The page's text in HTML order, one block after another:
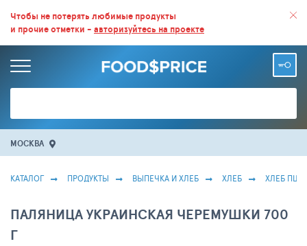
ВСЕ СКИДКИ И ВЫГОДНЫЕ ЦЕНЫ НА ПРОДУКТЫ В МАГАЗИНАХ.
БОЛЬШЕ 100 000 ТОВАРОВ. ЕЖЕДНЕВНОЕ ОБНОВЛЕНИЕ ЦЕН.
Чтобы не потерять любимые продукты
и прочие отметки - авторизуйтесь на проекте
МОСКВА
КАТАЛОГ ПРОДУКТЫ ВЫПЕЧКА И ХЛЕБ ХЛЕБ ХЛЕБ
ПАЛЯНИЦА УКРАИНСКАЯ ЧЕРЕМУШКИ 700
Г